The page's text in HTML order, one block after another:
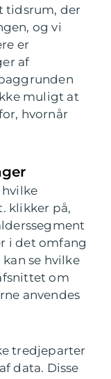
tidsrum, der
og vi
er
af
muligt at
hvornår
klikker på,
i det omfang
se hvilke
om
anvendes
tredjeparter
data. Disse